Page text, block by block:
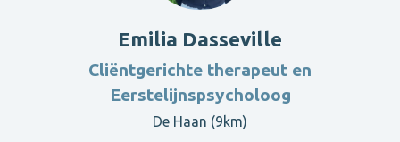
Emilia Dasseville
Cliëntgerichte therapeut en
Eerstelijnspsycholoog
De Haan (9km)